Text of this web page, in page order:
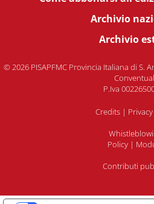
Archivio
Archivio
© 2026 PISAPFMC Provincia Italiana di S.
P.Iva
Credits |
Policy|
Contributi